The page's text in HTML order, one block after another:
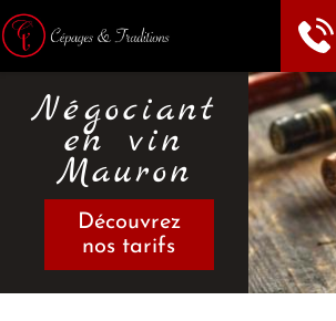
Négociant
en vin
Mauron
Découvrez
nos tarifs